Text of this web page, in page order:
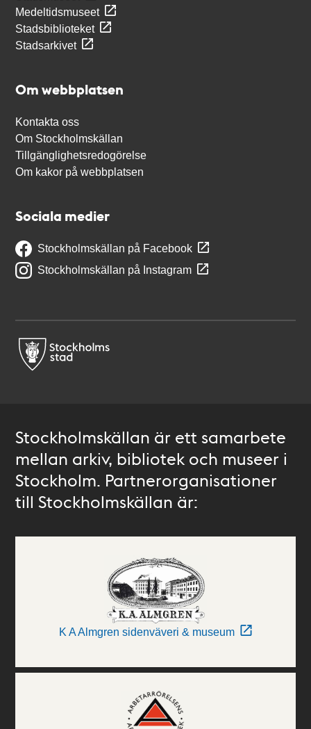
Medeltidsmuseet
Stadsbiblioteket
Stadsarkivet
Om webbplatsen
Kontakta oss
Om Stockholmskällan
Tillgänglighetsredogörelse
Om kakor på webbplatsen
Sociala medier
Stockholmskällan på Facebook
Stockholmskällan på Instagram
Stockholmskällan är ett samarbete
mellan arkiv, bibliotek och museer i
Stockholm. Partnerorganisationer
till Stockholmskällan är:
K A Almgren sidenväveri & museum